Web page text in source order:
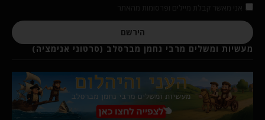
אני מאשר קבלת מיילים ופרסומות מהאתר
הירשם
מעשיות ומשלים מרבי נחמן מברסלב (סרטוני אנימציה)